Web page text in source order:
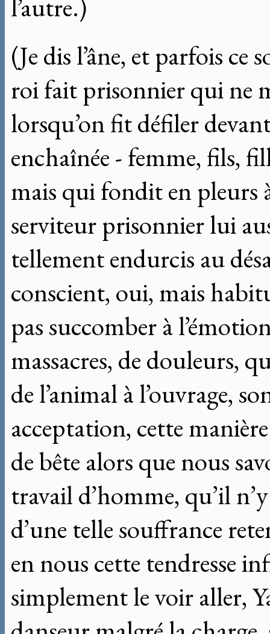
l’autre.)
(Je dis l’âne, et parfois ce
roi fait prisonnier qui ne
lorsqu’on fit défiler
enchaînée - femme, fils,
mais qui fondit en pleurs
serviteur prisonnier lui
tellement endurcis au
conscient, oui, mais
pas succomber à
massacres, de douleurs,
de l’animal à l’ouvrage,
acceptation, cette
de bête alors que nous
travail d’homme, qu’il
d’une telle souffrance
en nous cette tendresse
simplement le voir aller,